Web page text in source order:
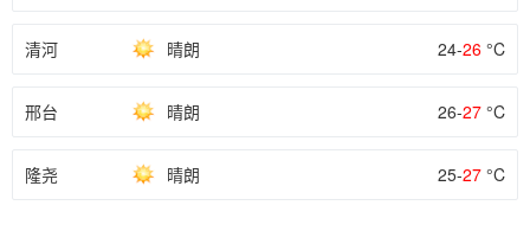
清河 晴朗 24-26 °C
邢台 晴朗 26-27 °C
隆尧 晴朗 25-27 °C